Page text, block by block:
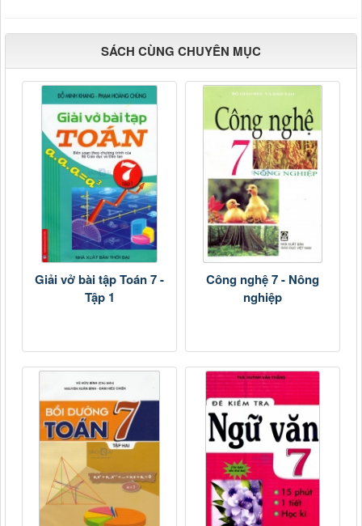
SÁCH CÙNG CHUYÊN MỤC
Giải vở bài tập Toán 7 -
Tập 1
Công nghệ 7 - Nông
nghiệp